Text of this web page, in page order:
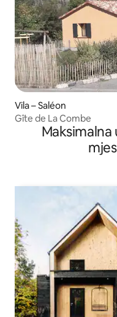
Vila – Saléon
Gîte de La Combe